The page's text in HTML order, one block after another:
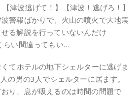
【津波逃げて！】【津波！逃げろ！】
警報ばかりで、火山の噴火で大地震
る解説を行っていないんだけ
らい間違ってもい…
てホテルの地下シェルターに逃げま
の男の3人でシェルターに居ます。
り、息が吸えるのは時間の問題で